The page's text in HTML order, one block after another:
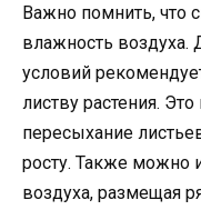
Важно помнить, что
влажность воздуха.
условий
листву растения.
пересыхание
росту. Также можно
воздуха, размещая